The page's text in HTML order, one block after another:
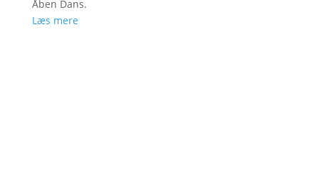
Åben Dans.
Læs mere